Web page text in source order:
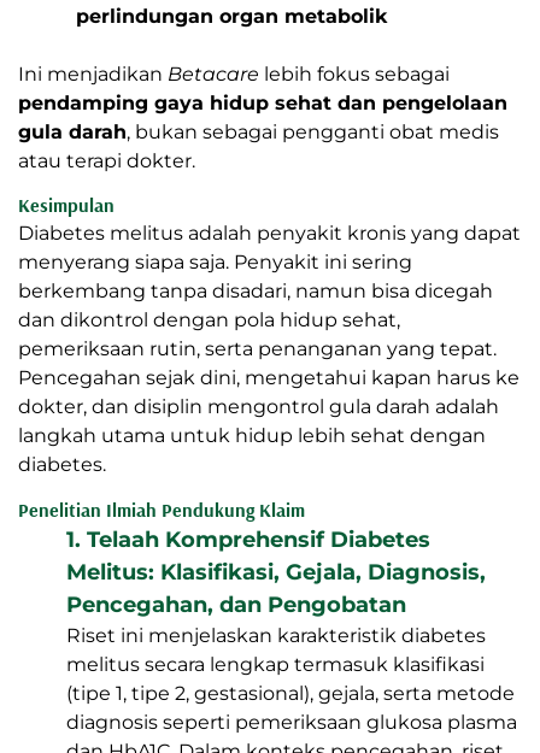
perlindungan organ metabolik
Ini menjadikan Betacare lebih fokus sebagai
pendamping gaya hidup sehat dan pengelolaan
gula darah, bukan sebagai pengganti obat medis
atau terapi dokter.
Kesimpulan
Diabetes melitus adalah penyakit kronis yang dapat
menyerang siapa saja. Penyakit ini sering
berkembang tanpa disadari, namun bisa dicegah
dan dikontrol dengan pola hidup sehat,
pemeriksaan rutin, serta penanganan yang tepat.
Pencegahan sejak dini, mengetahui kapan harus ke
dokter, dan disiplin mengontrol gula darah adalah
langkah utama untuk hidup lebih sehat dengan
diabetes.
Penelitian Ilmiah Pendukung Klaim
1. Telaah Komprehensif Diabetes
Melitus: Klasifikasi, Gejala, Diagnosis,
Pencegahan, dan Pengobatan
Riset ini menjelaskan karakteristik diabetes
melitus secara lengkap termasuk klasifikasi
(tipe 1, tipe 2, gestasional), gejala, serta metode
diagnosis seperti pemeriksaan glukosa plasma